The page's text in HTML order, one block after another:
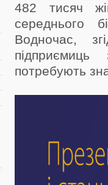
482 тисяч
середнього
Водночас,
потребують